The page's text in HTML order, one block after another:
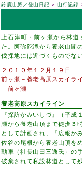
鈴鹿山脈／登山日記 山行記録
上石津町・前ヶ瀬から林道
た。阿弥陀滝から養老山間
伐採地には近づくものでな
２０１０年１２月１９日
前ヶ瀬－養老高原スカイラ
－前ヶ瀬
養老高原スカイライン
『探訪かみいしづ』（平成
瀬から養老山頂まで徒歩３
として計画され、『広報か
佐谷の尾根から養老山頂を
動車（社長山田三逸氏）の
破棄されて私設林道として残